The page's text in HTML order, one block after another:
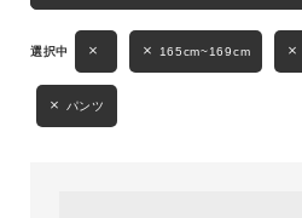
性別
MENS LADIES
165cm~169cm
パンツ